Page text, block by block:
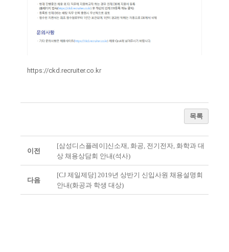
https://ckd.recruiter.co.kr
목록
이전
[삼성디스플레이]신소재, 화공, 전기전자, 화학과 대
상 채용상담회 안내(석사)
다음
[CJ 제일제당] 2019년 상반기 신입사원 채용설명회
안내(화공과 학생 대상)